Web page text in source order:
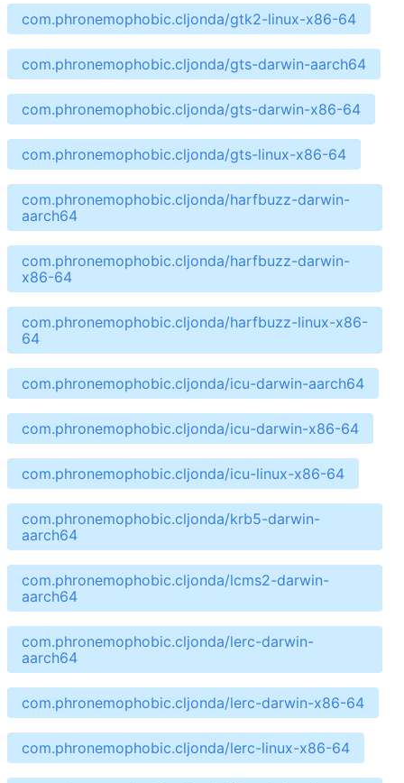
com.phronemophobic.cljonda/gtk2-linux-x86-64
com.phronemophobic.cljonda/gts-darwin-aarch64
com.phronemophobic.cljonda/gts-darwin-x86-64
com.phronemophobic.cljonda/gts-linux-x86-64
com.phronemophobic.cljonda/harfbuzz-darwin-
aarch64
com.phronemophobic.cljonda/harfbuzz-darwin-
x86-64
com.phronemophobic.cljonda/harfbuzz-linux-x86-
64
com.phronemophobic.cljonda/icu-darwin-aarch64
com.phronemophobic.cljonda/icu-darwin-x86-64
com.phronemophobic.cljonda/icu-linux-x86-64
com.phronemophobic.cljonda/krb5-darwin-
aarch64
com.phronemophobic.cljonda/lcms2-darwin-
aarch64
com.phronemophobic.cljonda/lerc-darwin-
aarch64
com.phronemophobic.cljonda/lerc-darwin-x86-64
com.phronemophobic.cljonda/lerc-linux-x86-64